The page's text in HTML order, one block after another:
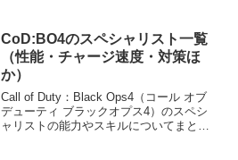
開発スタジオは、こ...
CoD:BO4のスペシャリスト一覧
（性能・チャージ速度・対策ほ
か）
Call of Duty：Black Ops4（コール オブ
デューティ ブラックオプス4）のスペシ
ャリストの能力やスキルについてまとめ